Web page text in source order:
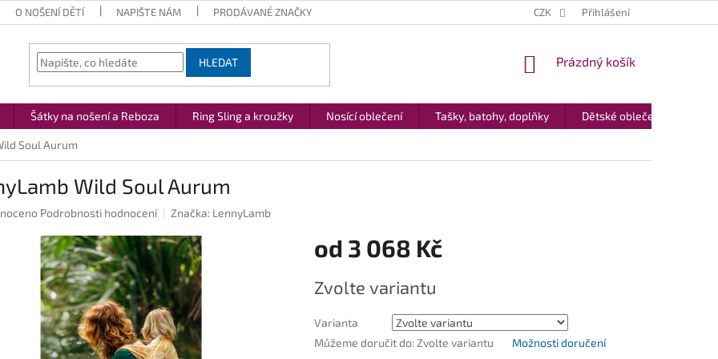
O NOŠENÍ DĚTÍ NAPIŠTE NÁM PRODÁVANÉ ZNAČKY CZK Přihlášení
HLEDAT
NÁKUPNÍ
Prázdný košík
Šátky na nošení a Reboza Ring Sling a kroužky Nosící oblečení Tašky, batohy, doplňky Dětské oblečení
Soul Aurum
Wild Soul Aurum
Podrobnosti hodnocení Značka: LennyLamb
od 3 068 Kč
cena:
Zvolte variantu
Varianta
Můžeme doručit do: Zvolte variantu Možnosti doručení